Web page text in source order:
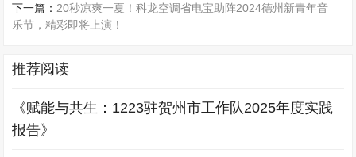
下一篇： 20秒凉爽一夏！科龙空调省电宝助阵2024德州新青年音
乐节，精彩即将上演！
推荐阅读
《赋能与共生：1223驻贺州市工作队2025年度实践
报告》